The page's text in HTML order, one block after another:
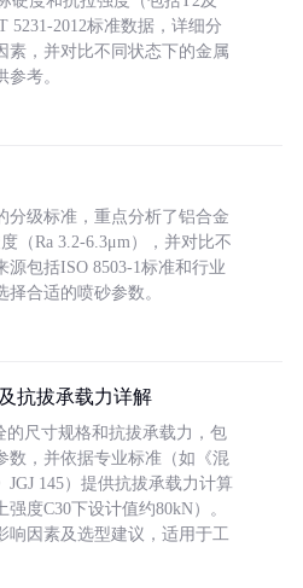
5231-2012标准数据，详细分
素，并对比不同状态下的金属
考。
分级标准，重点分析了铝合金
（Ra 3.2-6.3μm），并对比不
源包括ISO 8503-1标准和行业
合适的喷砂参数。
抗拔承载力详解
的尺寸规格和抗拔承载力，包
数，并依据专业标准（如《混
145）提供抗拔承载力计算
度C30下设计值约80kN）。
响因素及选型建议，适用于工